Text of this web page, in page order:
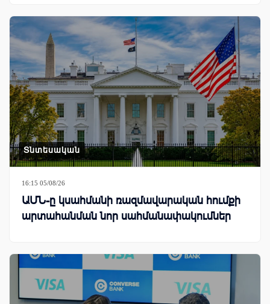
Տնտեսական
16:15 05/08/26
ԱՄՆ-ը կսահմանի ռազմավարական հումքի
արտահանման նոր սահմանափակումներ